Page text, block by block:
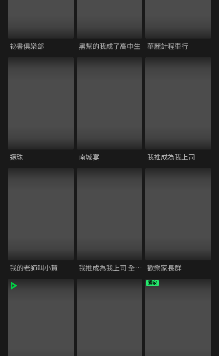
祕書俱樂部 黑幫的我成了高中生 華麗計程車行
還珠 南城宴 我推成為我上司
我的老師叫小賀 我推成為我上司 全速前進 歡樂家長群
獨家